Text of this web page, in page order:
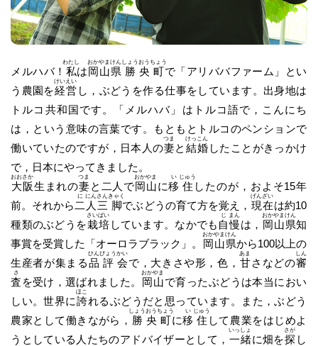
メルハバ！ 私
わたし
は岡
おか
山
やま
県
けん
勝
しょう
央
おう
町
ちょう
で「アリババファーム」とい
う農園を経
けい
営
えい
し，ぶどうを作る仕事をしています。出身地は
トルコ共和国です。「メルハバ」はトルコ語で，こんにち
は，という意味の言葉です。もともとトルコのペンションで
働いていたのですが，日本人の妻
つま
と 結
けっ
婚
こん
したことがきっかけ
で，日本にやってきました。
大
おお
阪
さか
生まれの妻
つま
と二人で岡
おか
山
やま
に移
い
住
じゅう
したのが，およそ15年
前。それから 二
に
人
にん
三
さん
脚
きゃく
でぶどうの育て方を覚え， 現
げん
在
ざい
は約10
種類のぶどうを栽
さい
培
ばい
しています。なかでも 自
じ
慢
まん
は， 岡
おか
山
やま
県
けん
知
事賞を受賞した「オーロラブラック」。 岡
おか
山
やま
県
けん
から100以上の
生産者が集まる品
ひん
評
ぴょう
会
かい
で，大きさや形，色， 甘
あま
さなどの審
しん
査
さ
を受け，選ばれました。 岡
おか
山
やま
で育ったぶどうは本当におい
しい。世界に誇
ほこ
れるぶどうだと思っています。また，ぶどう
農家として働きながら， 勝
しょう
央
おう
町
ちょう
に移
い
住
じゅう
して農業をはじめよ
うとしている人たちのアドバイザーとして， 一
いっ
緒
しょ
に畑を探
さが
し